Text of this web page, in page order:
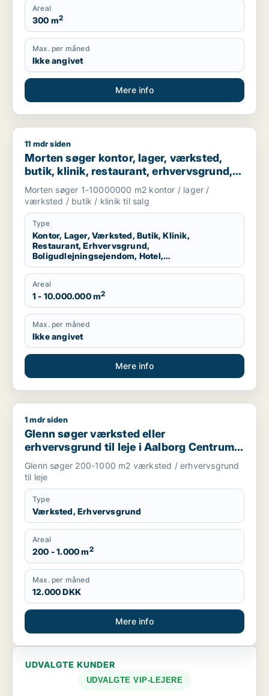
Areal
300 m2
Max. per måned
Ikke angivet
Mere info
Morten søger kontor, lager, værksted, butik, klinik,
11 mdr siden
Morten søger kontor, lager, værksted,
butik, klinik, restaurant, erhvervsgrund,
boligudlejningsejendom, hotel eller
produktionslokaler til salg i Region
Nordjylland
Morten søger 1-10000000 m2 kontor / lager /
værksted / butik / klinik til salg
Type
Kontor, Lager, Værksted, Butik, Klinik,
Restaurant, Erhvervsgrund,
Boligudlejningsejendom, Hotel,
Produktionslokaler
Areal
1 - 10.000.000 m2
Max. per måned
Ikke angivet
Mere info
Glenn søger værksted eller erhvervsgrund til leje i Aalborg
1 mdr siden
Glenn søger værksted eller
erhvervsgrund til leje i Aalborg Centrum,
Aalborg SV eller Aalborg SØ m.fl.
Glenn søger 200-1000 m2 værksted / erhvervsgrund
til leje
Type
Værksted, Erhvervsgrund
Areal
200 - 1.000 m2
Max. per måned
12.000 DKK
Mere info
UDVALGTE KUNDER
UDVALGTE VIP-LEJERE